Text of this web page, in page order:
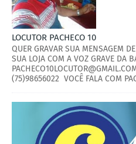
LOCUTOR PACHECO 10
QUER GRAVAR SUA MENSAGEM
SUA LOJA COM A VOZ GRAVE DA
(75)98656022 VOCÊ FALA COM